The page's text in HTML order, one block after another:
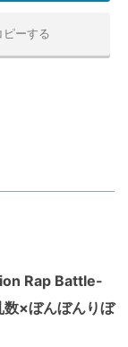
ピーする
Rap Battle-
数×ぼんぼんりぼ